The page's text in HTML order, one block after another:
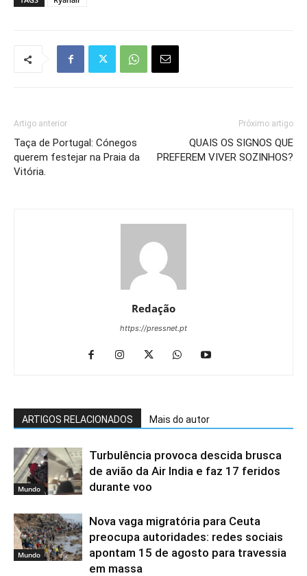
Artigo anterior
Taça de Portugal: Cónegos
querem festejar na Praia da
Vitória.
Próximo artigo
QUAIS OS SIGNOS QUE
PREFEREM VIVER SOZINHOS?
Redação
https://pressnet.pt
ARTIGOS RELACIONADOS Mais do autor
Mundo
Turbulência provoca descida brusca
de avião da Air India e faz 17 feridos
durante voo
Mundo
Nova vaga migratória para Ceuta
preocupa autoridades: redes sociais
apontam 15 de agosto para travessia
em massa